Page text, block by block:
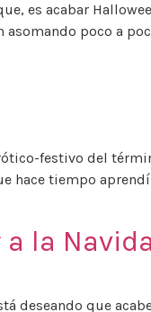
es acabar
asomando poco a
festivo del
hace tiempo
a la
deseando que